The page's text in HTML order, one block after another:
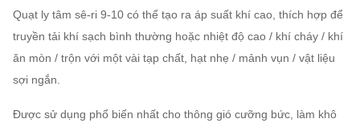
Quạt ly tâm sê-ri 9-10 có thể tạo ra áp suất khí cao, thích hợp để
truyền tải khí sạch bình thường hoặc nhiệt độ cao / khí cháy / khí
ăn mòn / trộn với một vài tạp chất, hạt nhẹ / mảnh vụn / vật liệu
sợi ngắn.
Được sử dụng phổ biến nhất cho thông gió cưỡng bức, làm khô